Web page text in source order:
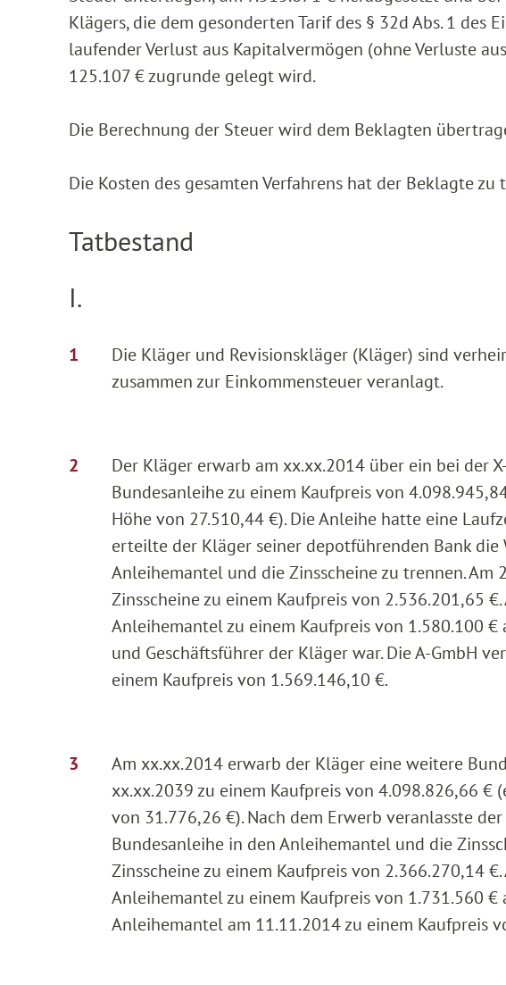
Klägers, die dem gesonderten Tarif des § 32d Abs. 1 des
laufender Verlust aus Kapitalvermögen (ohne Verluste
125.107 € zugrunde gelegt wird.
Die Berechnung der Steuer wird dem Beklagten
Die Kosten des gesamten Verfahrens hat der Beklagte zu
Tatbestand
I.
Die Kläger und Revisionskläger (Kläger) sind
zusammen zur Einkommensteuer veranlagt.
Der Kläger erwarb am xx.xx.2014 über ein bei der
Bundesanleihe zu einem Kaufpreis von
Höhe von 27.510,44 €). Die Anleihe hatte eine
erteilte der Kläger seiner depotführenden Bank die
Anleihemantel und die Zinsscheine zu trennen.
Zinsscheine zu einem Kaufpreis von 2.536.201,65
Anleihemantel zu einem Kaufpreis von 1.580.100
und Geschäftsführer der Kläger war. Die A-GmbH
einem Kaufpreis von 1.569.146,10 €.
Am xx.xx.2014 erwarb der Kläger eine weitere
xx.xx.2039 zu einem Kaufpreis von 4.098.826,66
von 31.776,26 €). Nach dem Erwerb veranlasste
Bundesanleihe in den Anleihemantel und die
Zinsscheine zu einem Kaufpreis von 2.366.270,14
Anleihemantel zu einem Kaufpreis von 1.731.560 €
Anleihemantel am 11.11.2014 zu einem Kaufpreis